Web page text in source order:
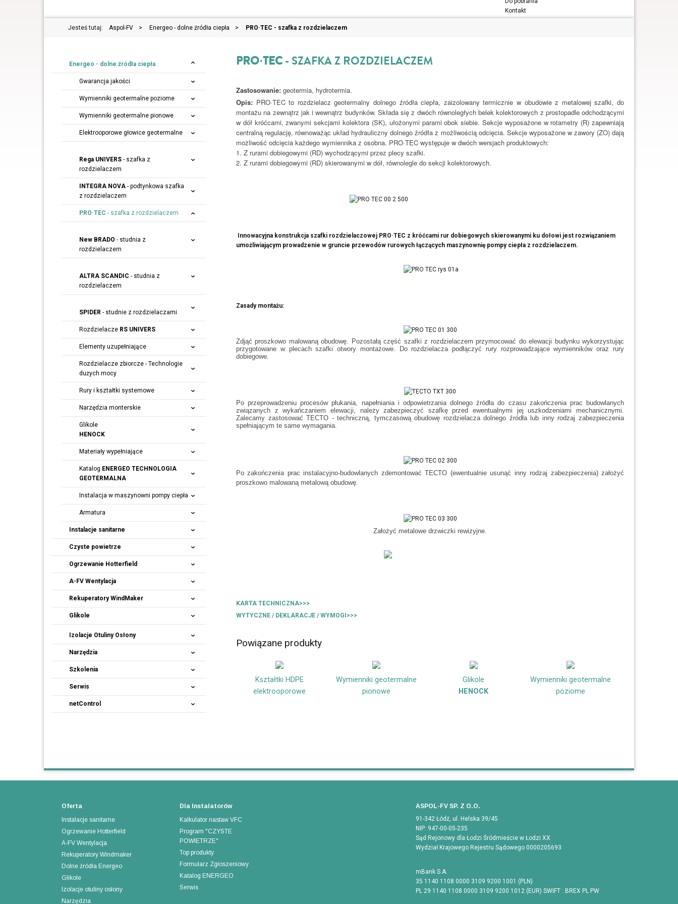
Kontakt
Jesteś tutaj: Aspol-FV > Energeo - dolne źródła ciepła > PRO·TEC - szafka z rozdzielaczem
PRO·TEC- SZAFKA Z ROZDZIELACZEM
Zastosowanie: geotermia, hydrotermia.
Opis: PRO·TEC to rozdzielacz geotermalny dolnego źródła ciepła, zaizolowany termicznie w obudowie z metalowej szafki, do
montażu na zewnątrz jak i wewnątrz budynków. Składa się z dwóch równoległych belek kolektorowych z prostopadle odchodzącymi
w dół króćcami, zwanymi sekcjami kolektora (SK), ułożonymi parami obok siebie. Sekcje wyposażone w rotametry (R) zapewniają
centralną regulację, równoważąc układ hydrauliczny dolnego źródła z możliwością odcięcia. Sekcje wyposażone w zawory (ZO) dają
możliwość odcięcia każdego wymiennika z osobna. PRO·TEC występuje w dwóch wersjach produktowych:
1. Z rurami dobiegowymi (RD) wychodzącymi przez plecy szafki.
2. Z rurami dobiegowymi (RD) skierowanymi w dół, równolegle do sekcji kolektorowych.
Innowacyjna konstrukcja szafki rozdzielaczowej PRO·TEC z króćcami rur dobiegowych skierowanymi ku dołowi jest rozwiązaniem
umożliwiającym prowadzenie w gruncie przewodów rurowych łączących maszynownię pompy ciepła z rozdzielaczem.
Zasady montażu:
Zdjąć proszkowo malowaną obudowę. Pozostałą część szafki z rozdzielaczem przymocować do elewacji budynku wykorzystując
przygotowane w plecach szafki otwory montażowe. Do rozdzielacza podłączyć rury rozprowadzające wymienników oraz rury
dobiegowe.
Po przeprowadzeniu procesów płukania, napełniania i odpowietrzania dolnego źródła do czasu zakończenia prac budowlanych
związanych z wykańczaniem elewacji, należy zabezpieczyć szafkę przed ewentualnymi jej uszkodzeniami mechanicznymi.
Zalecamy zastosować TECTO - techniczną, tymczasową obudowę rozdzielacza dolnego źródła lub inny rodzaj zabezpieczenia
spełniającym te same wymagania.
Po zakończenia prac instalacyjno-budowlanych zdemontować TECTO (ewentualnie usunąć inny rodzaj zabezpieczenia) założyć
proszkowo malowaną metalową obudowę.
Założyć metalowe drzwiczki rewizyjne.
KARTA TECHNICZNA>>>
WYTYCZNE / DEKLARACJE / WYMOGI>>>
Powiązane produkty
Kształtki HDPE
elektrooporowe
Wymienniki geotermalne
pionowe
Glikole
HENOCK
Wymienniki geotermalne
poziome
Energeo - dolne źródła ciepła
Gwarancja jakości
Wymienniki geotermalne poziome
Wymienniki geotermalne pionowe
Elektrooporowe głowice geotermalne
Rega UNIVERS - szafka z
rozdzielaczem
INTEGRA NOVA - podtynkowa szafka
z rozdzielaczem
PRO·TEC - szafka z rozdzielaczem
New BRADO - studnia z
rozdzielaczem
ALTRA SCANDIC - studnia z
rozdzielaczem
SPIDER - studnie z rozdzielaczami
Rozdzielacze RS UNIVERS
Elementy uzupełniające
Rozdzielacze zbiorcze - Technologie
dużych mocy
Rury i kształtki systemowe
Narzędzia monterskie
Glikole
HENOCK
Materiały wypełniające
Katalog ENERGEO TECHNOLOGIA
GEOTERMALNA
Instalacja w maszynowni pompy ciepła
Armatura
Instalacje sanitarne
Czyste powietrze
Ogrzewanie Hotterfield
A-FV Wentylacja
RekuperatoryWindMaker
Glikole
Izolacje Otuliny Osłony
Narzędzia
Szkolenia
Serwis
netControl
Oferta
Instalacje sanitarne
Ogrzewanie Hotterfield
A-FV Wentylacja
Rekuperatory Windmaker
Dolne źródła Energeo
Glikole
Izolacje otuliny osłony
Narzędzia
Dla Instalatorów
Kalkulator nastaw VFC
Program "CZYSTE
POWIETRZE"
Top produkty
Formularz Zgłoszeniowy
Katalog ENERGEO
Serwis
ASPOL-FV SP. Z O.O.
91-342 Łódź, ul. Helska 39/45
NIP: 947-00-05-235
Sąd Rejonowy dla Łodzi Śródmieście w Łodzi XX
Wydział Krajowego Rejestru Sądowego 0000205693
mBank S.A.
35 1140 1108 0000 3109 9200 1001 (PLN)
PL 29 1140 1108 0000 3109 9200 1012 (EUR) SWIFT : BREX PL PW